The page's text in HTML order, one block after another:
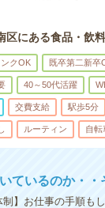
区にある食品・飲
クOK 既卒第二新卒
40～50代活躍
交費支給 駅歩5分
ルーティン 自転
ているのか・
制】お仕事の手順も